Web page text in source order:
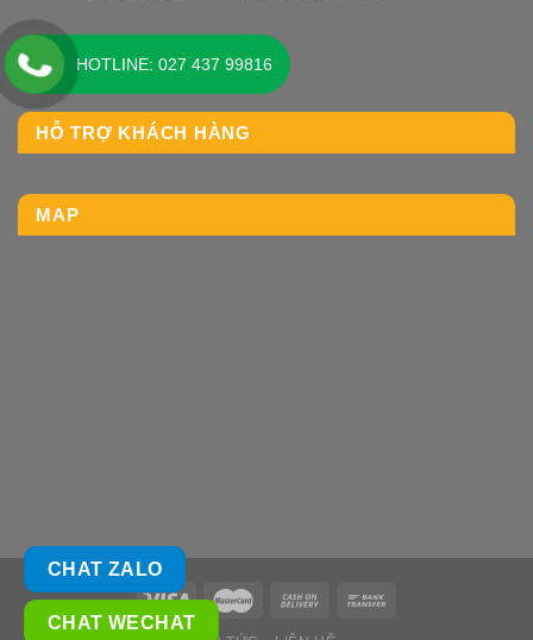
HỖ TRỢ KHÁCH HÀNG
MAP
CHAT ZALO
CHAT WECHAT
HOTLINE: 027 437 99816